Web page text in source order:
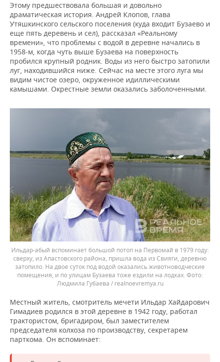
Этому предшествовала большая и довольно
драматическая история. Андрей Клопов, глава
Утяшкинского сельского поселения (куда входит Бузаево и
еще пять деревень и сел), рассказал «Реальному
времени», что проблемы с водой в деревне начались в
1958-м, когда чуть выше Бузаева на поверхность
пробился крупный родник. Воды из него быстро затопили
луг, находившийся ниже. Сейчас на месте этого луга мы
видим чистое озеро, окруженное идиллическими
камышами. Окрестные земли оказались заболоченными.
Ильдар-абый вспоминает большой потоп на Первомай в 1979 году:
сверху, из Апастовского района, пришла вода из Свияги, деревню
затопило. На двое суток под водой оказались животноводческие
помещения, и по улицам Бузаева тоже ездили на лодках.
Людмила Губаева / realnoevremya.ru
Местный житель, смотритель мечети Ильдар Хайдарович
Гимадиев родился в этой деревне в 1942 году, работал
трактористом, бригадиром, был заместителем
председателя колхоза по производству, секретарем
парткома. Он вспоминает: